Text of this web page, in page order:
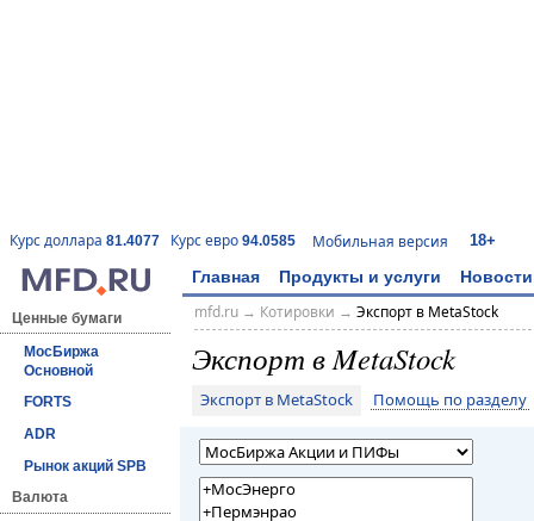
Курс доллара 81.4077 Курс евро 94.0585 Мобильная версия 18+
Главная Продукты и услуги Новости
Ценные бумаги
МосБиржа
Основной
FORTS
ADR
Рынок акций SPB
Валюта
mfd.ru→ Котировки → Экспорт в MetaStock
Экспорт в MetaStock
Экспорт в MetaStock Помощь по разделу